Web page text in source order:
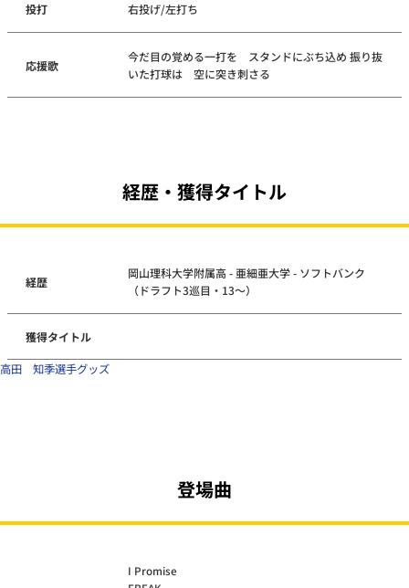
投打 右投げ/左打ち
応援歌
今だ目の覚める一打を スタンドにぶち込め 振り抜
いた打球は 空に突き刺さる
経歴・獲得タイトル
経歴
岡山理科大学附属高 - 亜細亜大学 - ソフトバンク
（ドラフト3巡目・13～）
獲得タイトル
高田 知季選手グッズ
登場曲
I Promise